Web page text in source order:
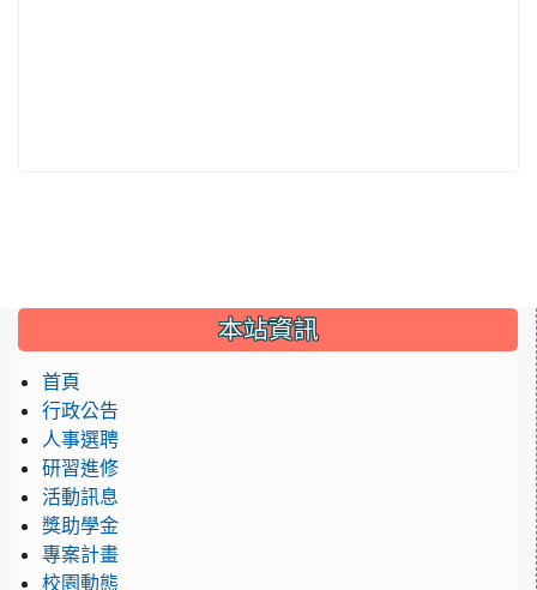
::: 本站資訊
首頁
行政公告
人事選聘
研習進修
活動訊息
獎助學金
專案計畫
校園動態